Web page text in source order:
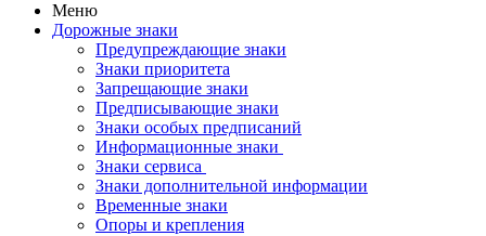
Меню
Дорожные знаки
Предупреждающие знаки
Знаки приоритета
Запрещающие знаки
Предписывающие знаки
Знаки особых предписаний
Информационные знаки
Знаки сервиса
Знаки дополнительной информации
Временные знаки
Опоры и крепления